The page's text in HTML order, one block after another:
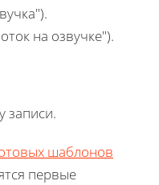
на озвучке").
записи.
шаблонов
первые